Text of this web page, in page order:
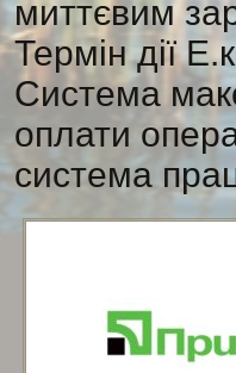
миттєвим
Термін дії
Система
оплати
система